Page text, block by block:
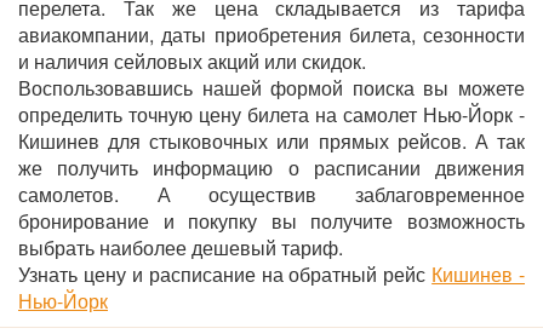
перелета. Так же цена складывается из тарифа
авиакомпании, даты приобретения билета, сезонности
и наличия сейловых акций или скидок.
Воспользовавшись нашей формой поиска вы можете
определить точную цену билета на самолет Нью-Йорк -
Кишинев для стыковочных или прямых рейсов. А так
же получить информацию о расписании движения
самолетов. А осуществив заблаговременное
бронирование и покупку вы получите возможность
выбрать наиболее дешевый тариф.
Узнать цену и расписание на обратный рейс Кишинев -
Нью-Йорк